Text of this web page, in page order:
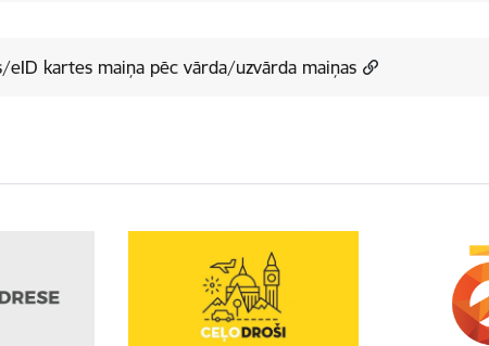
eID kartes maiņa pēc vārda/uzvārda maiņas